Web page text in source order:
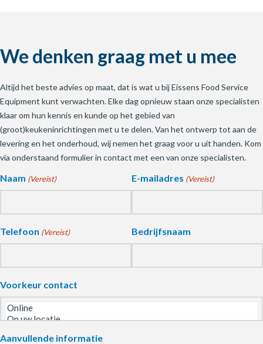
We denken graag met u mee
Altijd het beste advies op maat, dat is wat u bij Eissens Food Service
Equipment kunt verwachten. Elke dag opnieuw staan onze specialisten
klaar om hun kennis en kunde op het gebied van
(groot)keukeninrichtingen met u te delen. Van het ontwerp tot aan de
levering en het onderhoud, wij nemen het graag voor u uit handen. Kom
via onderstaand formulier in contact met een van onze specialisten.
Naam (Vereist) E-mailadres (Vereist)
Telefoon (Vereist) Bedrijfsnaam
Voorkeur contact
Aanvullende informatie